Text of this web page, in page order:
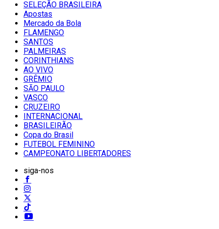
SELEÇÃO BRASILEIRA
Apostas
Mercado da Bola
FLAMENGO
SANTOS
PALMEIRAS
CORINTHIANS
AO VIVO
GRÊMIO
SĀO PAULO
VASCO
CRUZEIRO
INTERNACIONAL
BRASILEIRÃO
Copa do Brasil
FUTEBOL FEMININO
CAMPEONATO LIBERTADORES
siga-nos